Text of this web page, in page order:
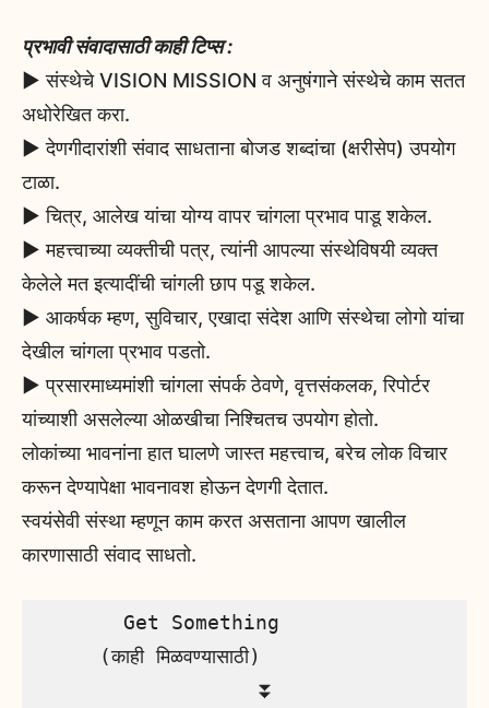
प्रभावी संवादासाठी काही टिप्स :
▶️ संस्थेचे VISION MISSION व अनुषंगाने संस्थेचे काम सतत
अधोरेखित करा.
▶️ देणगीदारांशी संवाद साधताना बोजड शब्दांचा (क्षरीसेप) उपयोग
टाळा.
▶️ चित्र, आलेख यांचा योग्य वापर चांगला प्रभाव पाडू शकेल.
▶️ महत्त्वाच्या व्यक्तीची पत्र, त्यांनी आपल्या संस्थेविषयी व्यक्त
केलेले मत इत्यादींची चांगली छाप पडू शकेल.
▶️ आकर्षक म्हण, सुविचार, एखादा संदेश आणि संस्थेचा लोगो यांचा
देखील चांगला प्रभाव पडतो.
▶️ प्रसारमाध्यमांशी चांगला संपर्क ठेवणे, वृत्तसंकलक, रिपोर्टर
यांच्याशी असलेल्या ओळखीचा निश्चितच उपयोग होतो.
लोकांच्या भावनांना हात घालणे जास्त महत्त्वाच, बरेच लोक विचार
करून देण्यापेक्षा भावनावश होऊन देणगी देतात.
स्वयंसेवी संस्था म्हणून काम करत असताना आपण खालील
कारणासाठी संवाद साधतो.